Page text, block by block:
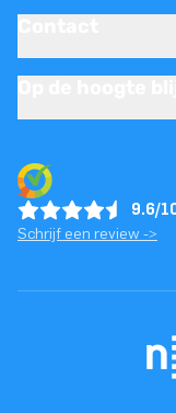
9.6/
Schrijf een review ->